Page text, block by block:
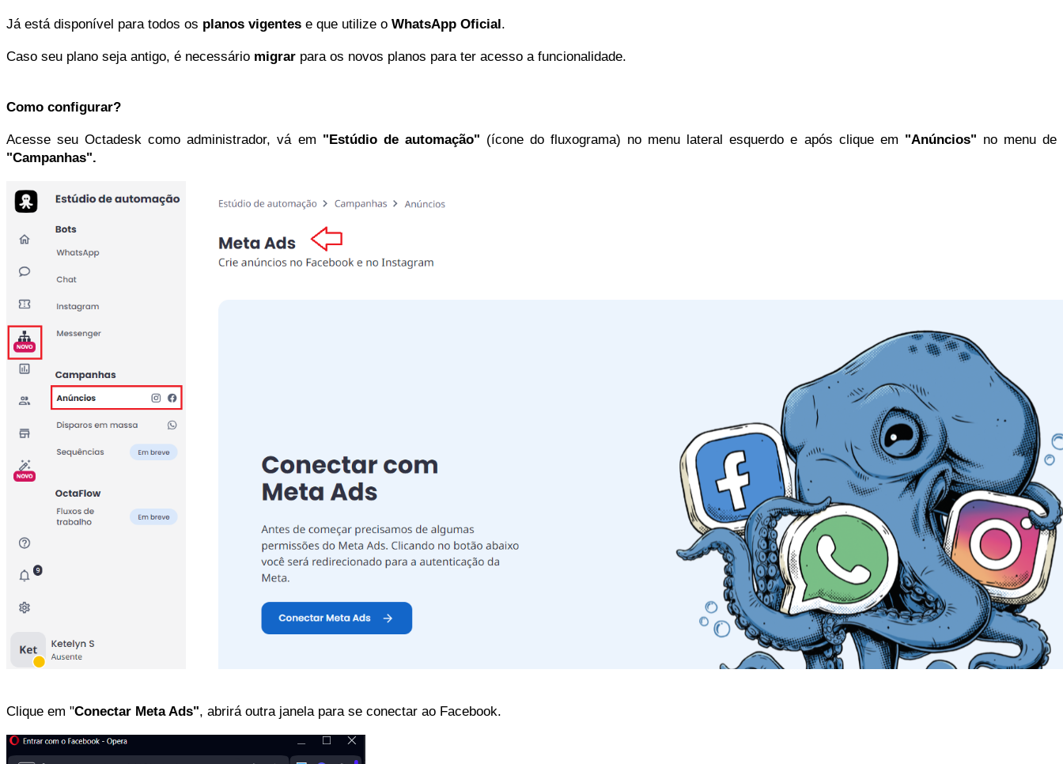
Já está disponível para todos os planos vigentes e que utilize o WhatsApp Oficial.
Caso seu plano seja antigo, é necessário migrar para os novos planos para ter acesso a funcionalidade.
Como configurar?
Acesse seu Octadesk como administrador, vá em "Estúdio de automação" (ícone do fluxograma) no menu lateral esquerdo e após clique em "Anúncios" no menu de
"Campanhas".
Clique em "Conectar Meta Ads", abrirá outra janela para se conectar ao Facebook.